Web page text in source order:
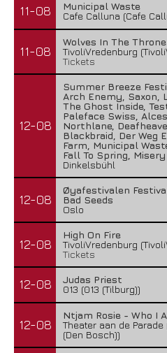
11-08
Municipal Waste
Cafe Calluna (Cafe
11-08
Wolves In The
TivoliVredenburg
Tickets
12-08
Summer Breeze
Arch Enemy, Saxon,
The Ghost Inside,
Paleface Swiss,
Northlane,
Blackbraid, Der Weg
Farm, Municipal
Fall To Spring,
Dinkelsbühl
12-08
Øyafestivalen
Bad Seeds
Oslo
12-08
High On Fire
TivoliVredenburg
Tickets
12-08
Judas Priest
013 (013 (Tilburg))
12-08
Ntjam Rosie - Who I
Theater aan de
(Den Bosch))